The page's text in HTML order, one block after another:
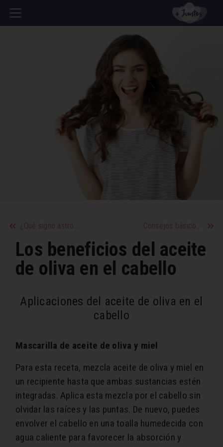
¿Qué signo astrológico es tu pareja sexual ideal? Consejos básicos antes de una depilación brasileña
Los beneficios del aceite
de oliva en el cabello
Aplicaciones del aceite de oliva en el
cabello
Mascarilla de aceite de oliva y miel
Para esta receta, mezcla aceite de oliva y miel en
un recipiente hasta que ambas sustancias estén
integradas. Aplica esta mezcla por el cabello sin
olvidar las raíces y las puntas. De nuevo, puedes
envolver el cabello en una toalla humedecida con
agua caliente para favorecer la absorción y